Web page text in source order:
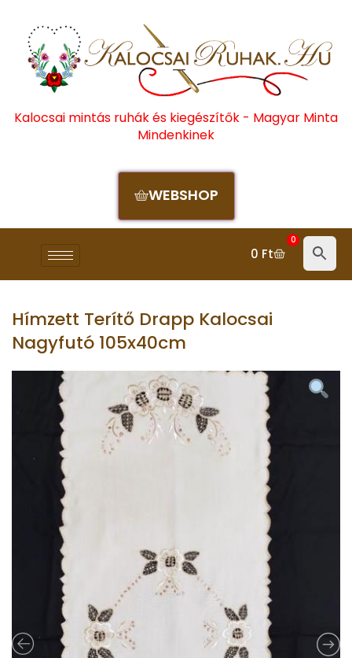
Kalocsai mintás ruhák és kiegészítők - Magyar Minta
Mindenkinek
WEBSHOP
0 Ft
0
Hímzett Terítő Drapp Kalocsai
Nagyfutó 105x40cm